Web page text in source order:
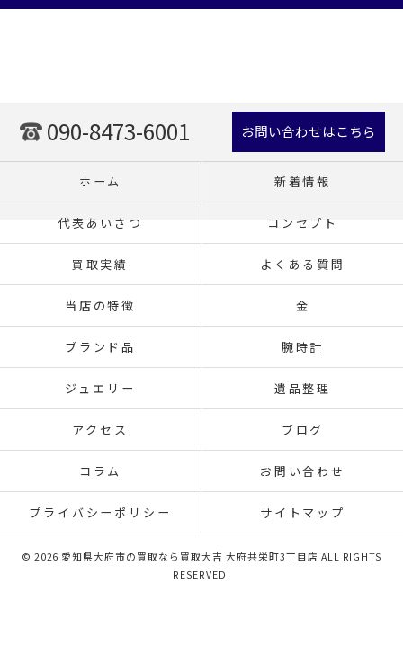
090-8473-6001 お問い合わせはこちら
ホーム 新着情報
代表あいさつ コンセプト
買取実績 よくある質問
当店の特徴 金
ブランド品 腕時計
ジュエリー 遺品整理
アクセス ブログ
コラム お問い合わせ
プライバシーポリシー サイトマップ
© 2026 愛知県大府市の買取なら買取大吉 大府共栄町3丁目店 ALL RIGHTS
RESERVED.